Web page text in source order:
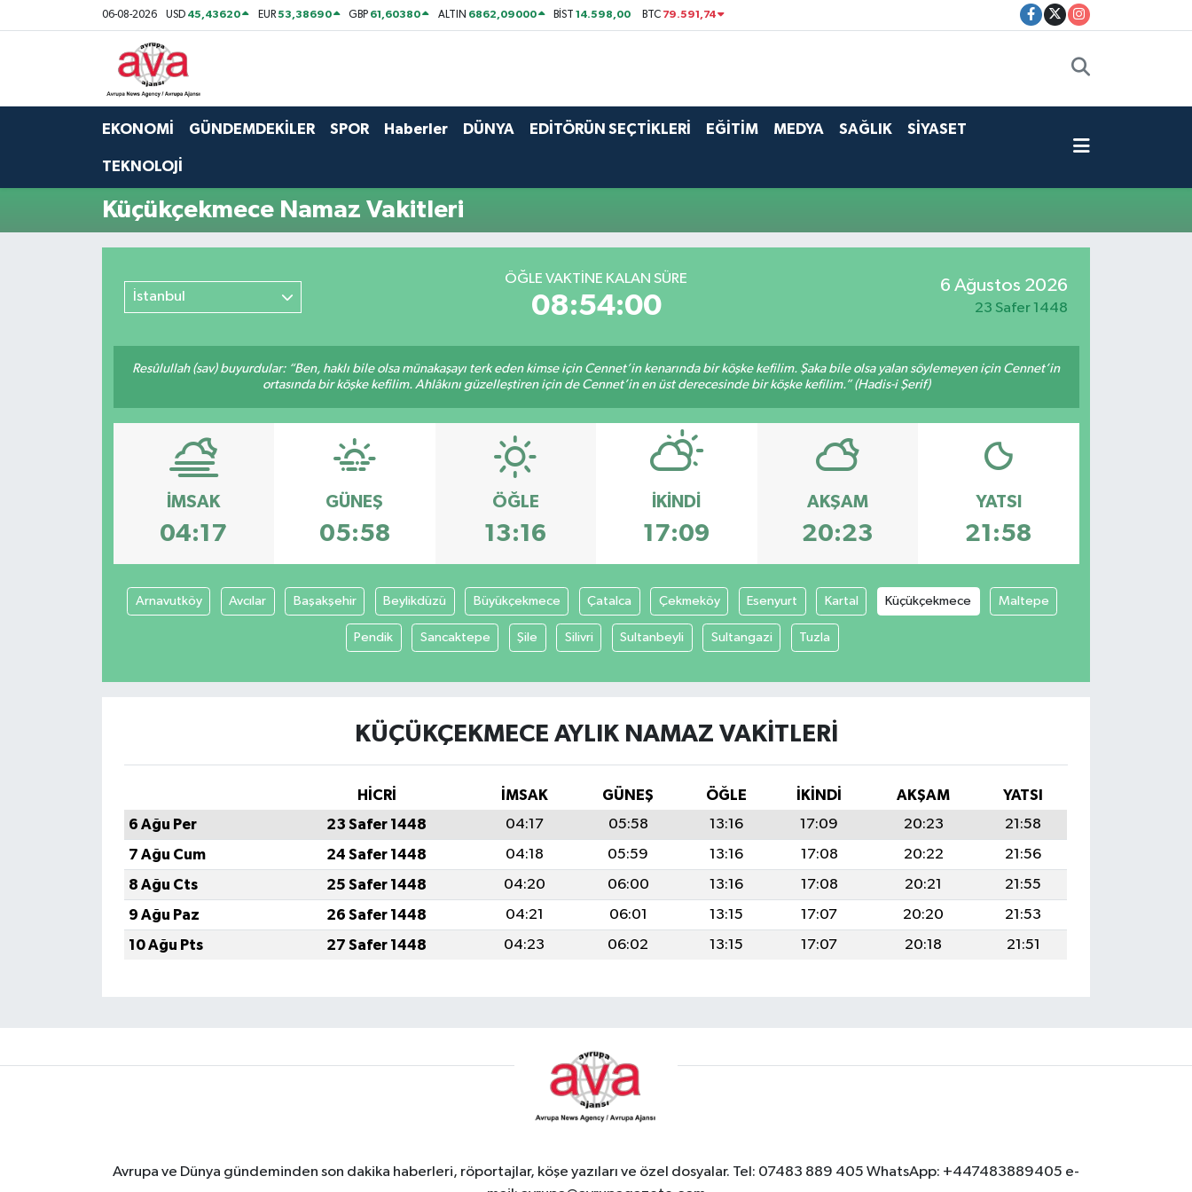
06-08-2026 USD 45,43620 EUR53,38690 GBP 61,60380 ALTIN 6862,09000 BİST14.598,00 BTC 79.591,74
EKONOMİ GÜNDEMDEKİLER SPOR Haberler DÜNYA EDİTÖRÜN SEÇTİKLERİ EĞİTİM MEDYA SAĞLIK SİYASET
TEKNOLOJİ
Küçükçekmece Namaz Vakitleri
İstanbul
ÖĞLE VAKTİNE KALAN SÜRE
08:54:00
6 Ağustos 2026
23 Safer 1448
Resûlullah (sav) buyurdular: “Ben, haklı bile olsa münakaşayı terk eden kimse için Cennet’in kenarında bir köşke kefilim. Şaka bile olsa yalan söylemeyen için Cennet’in
ortasında bir köşke kefilim. Ahlâkını güzelleştiren için de Cennet’in en üst derecesinde bir köşke kefilim.” (Hadis-i Şerif)
İMSAK
04:17
GÜNEŞ
05:58
ÖĞLE
13:16
İKINDI
17:09
AKŞAM
20:23
YATSI
21:58
Arnavutköy Avcılar Başakşehir Beylikdüzü Büyükçekmece Çatalca Çekmeköy Esenyurt Kartal Küçükçekmece Maltepe
Pendik Sancaktepe Şile Silivri Sultanbeyli Sultangazi Tuzla
KÜÇÜKÇEKMECE AYLIK NAMAZ VAKITLERI
HİCRİ İMSAK GÜNEŞ ÖĞLE İKINDI AKŞAM
YATSI
6 Ağu Per
23 Safer 1448 04:17 05:58 13:16 17:09 20:23
21:58
7 Ağu Cum
24 Safer 1448 04:18 05:59 13:16 17:08 20:22
21:56
8 Ağu Cts
25 Safer 1448 04:20 06:00 13:16 17:08 20:21
21:55
9 Ağu Paz
26 Safer 1448 04:21 06:01 13:15 17:07 20:20
21:53
10 Ağu Pts
27 Safer 1448 04:23 06:02 13:15 17:07 20:18 21:51
Avrupa ve Dünya gündeminden son dakika haberleri, röportajlar, köşe yazıları ve özel dosyalar. Tel: 07483 889 405 WhatsApp: +447483889405 e-
Nöbetçi Eczaneler
Namaz Vakitleri
Trafik Durumu
Süper Lig Puan Durumu ve Fikstür
Tüm Manşetler